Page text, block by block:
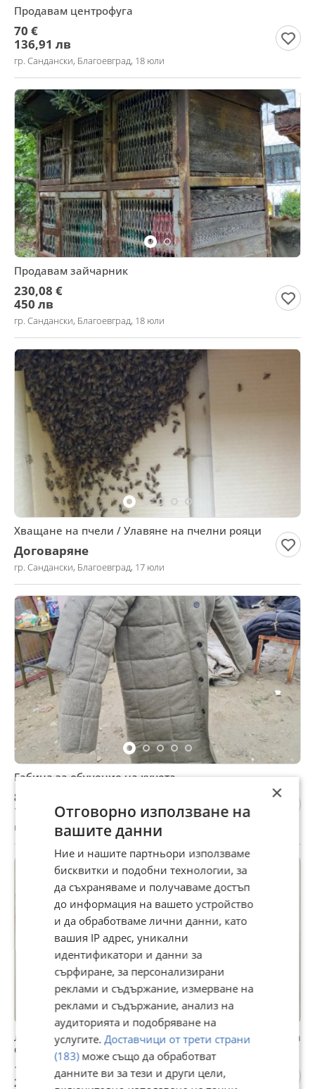
Продавам центрофуга
70 €
136,91 лв
гр. Сандански, Благоевград, 18 юли
Продавам зайчарник
230,08 €
450 лв
гр. Сандански, Благоевград, 18 юли
Хващане на пчели / Улавяне на пчелни рояци
Договаряне
гр. Сандански, Благоевград, 17 юли
Габина за обучение на кучета
80 €
156,47 лв
гр. Сандански, Благоевград, 17 юли
Лазерно рязане и гравиране на медальони за кучета
от неръждаема стомана
10,74 €
21,01 лв
×
Отговорно използване на
вашите данни
Ние и нашите партньори използваме
бисквитки и подобни технологии, за
да съхраняваме и получаваме достъп
до информация на вашето устройство
и да обработваме лични данни, като
вашия IP адрес, уникални
идентификатори и данни за
сърфиране, за персонализирани
реклами и съдържание, измерване на
реклами и съдържание, анализ на
аудиторията и подобряване на
услугите.Доставчици от трети страни
(183)може също да обработват
данните ви за тези и други цели,